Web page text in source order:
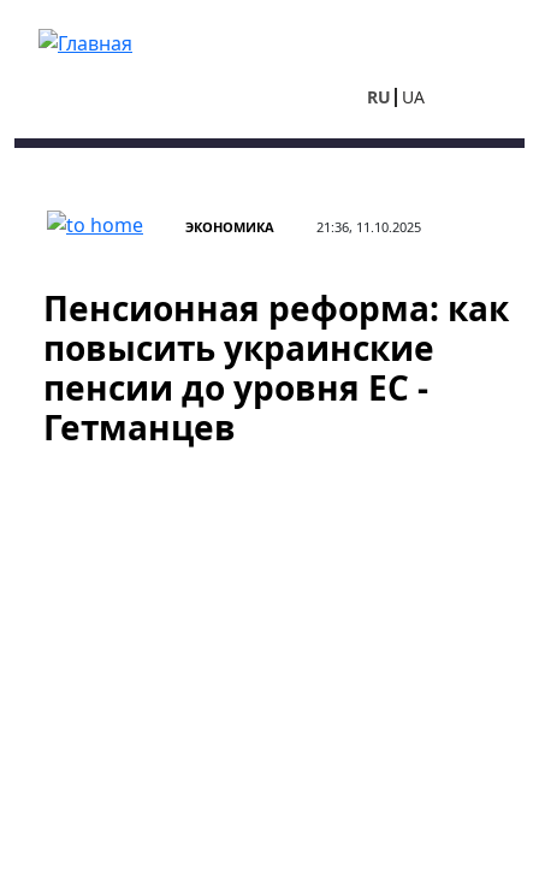
RU UA
ЭКОНОМИКА 21:36, 11.10.2025
Пенсионная реформа: как
повысить украинские
пенсии до уровня ЕС -
Гетманцев